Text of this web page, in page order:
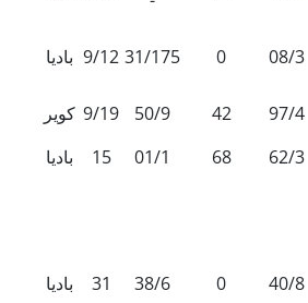
بادیا 9/12 31/175 0 08/3
کویر 9/19 50/9 42 97/4
بادیا
15 01/1 68 62/3
بادیا 31 38/6 0 40/8